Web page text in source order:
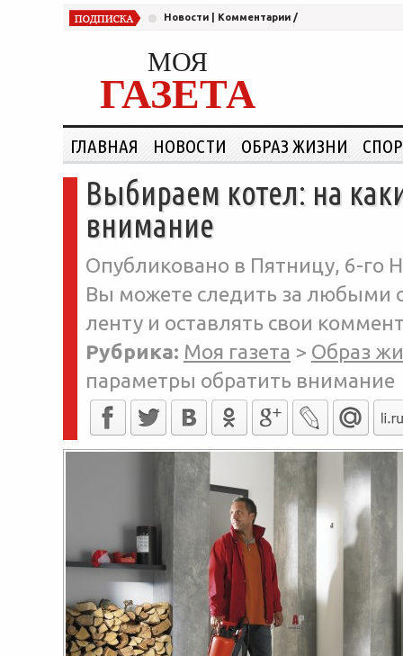
Новости Комментарии /
МОЯ
ГАЗЕТА
ГЛАВНАЯ НОВОСТИ ОБРАЗ ЖИЗНИ
Выбираем котел: на
внимание
Опубликовано в Пятницу, 6-го
Вы можете следить за любыми
ленту и оставлять свои
Рубрика: Моя газета > Образ
параметры обратить внимание